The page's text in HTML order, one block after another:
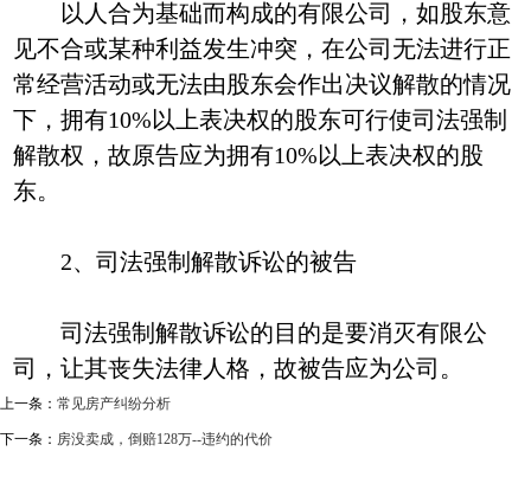
以人合为基础而构成的有限公司，如股东意
见不合或某种利益发生冲突，在公司无法进行正
常经营活动或无法由股东会作出决议解散的情况
下，拥有10%以上表决权的股东可行使司法强制
解散权，故原告应为拥有10%以上表决权的股
东。
2、司法强制解散诉讼的被告
司法强制解散诉讼的目的是要消灭有限公
司，让其丧失法律人格，故被告应为公司。
上一条： 常见房产纠纷分析
下一条： 房没卖成，倒赔128万--违约的代价